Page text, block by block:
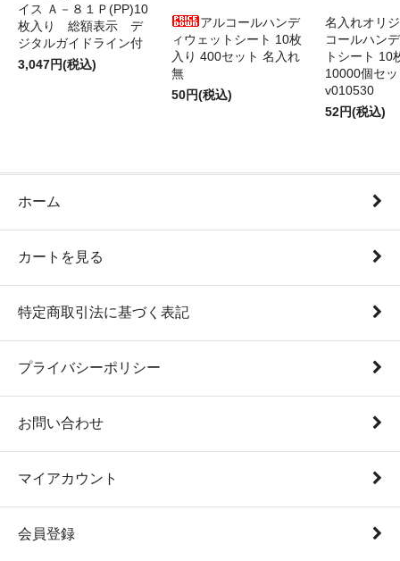
イス Ａ－８１Ｐ(PP)10
枚入り 総額表示 デ
ジタルガイドライン付
3,047円(税込)
アルコールハンデ
ィウェットシート 10枚
入り 400セット 名入れ
無
50円(税込)
名入れオリ
コールハン
トシート 10
10000個セ
v010530
52円(税込)
ホーム
カートを見る
特定商取引法に基づく表記
プライバシーポリシー
お問い合わせ
マイアカウント
会員登録